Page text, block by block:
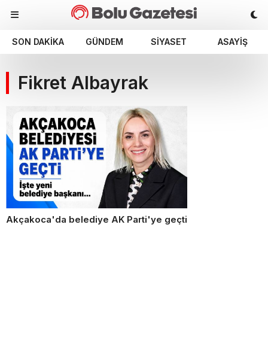
SON DAKIKA GÜNDEM SIYASET ASAYIŞ
Fikret Albayrak
Akçakoca'da belediye AK Parti'ye geçti